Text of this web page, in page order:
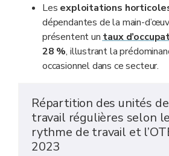
Les exploitations
dépendantes de la main-
présentent untaux
28 %, illustrant la
occasionnel dans ce secteur.
Répartition des unités de
travail régulières selon
rythme de travail et
2023